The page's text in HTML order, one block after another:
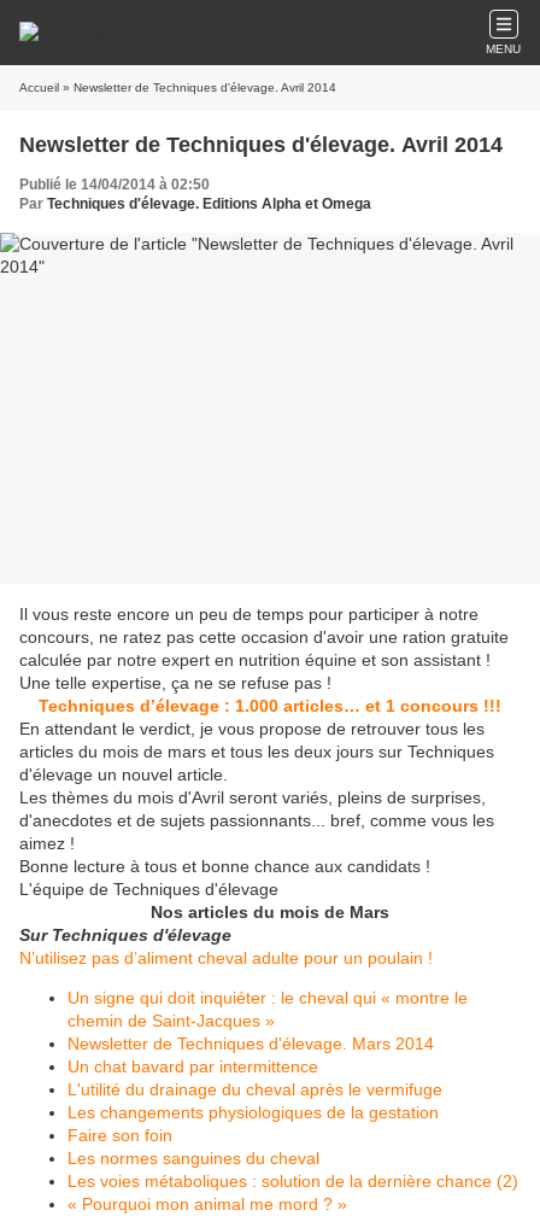
MENU
Accueil » Newsletter de Techniques d'élevage. Avril 2014
Newsletter de Techniques d'élevage. Avril 2014
Publié le 14/04/2014 à 02:50
Par Techniques d'élevage. Editions Alpha et Omega
Il vous reste encore un peu de temps pour participer à notre
concours, ne ratez pas cette occasion d'avoir une ration gratuite
calculée par notre expert en nutrition équine et son assistant !
Une telle expertise, ça ne se refuse pas !
Techniques d’élevage : 1.000 articles… et 1 concours !!!
En attendant le verdict, je vous propose de retrouver tous les
articles du mois de mars et tous les deux jours sur Techniques
d'élevage un nouvel article.
Les thèmes du mois d'Avril seront variés, pleins de surprises,
d'anecdotes et de sujets passionnants... bref, comme vous les
aimez !
Bonne lecture à tous et bonne chance aux candidats !
L'équipe de Techniques d'élevage
Nos articles du mois de Mars
Sur Techniques d'élevage
N’utilisez pas d’aliment cheval adulte pour un poulain !
Un signe qui doit inquiéter : le cheval qui « montre le
chemin de Saint-Jacques »
Newsletter de Techniques d'élevage. Mars 2014
Un chat bavard par intermittence
L'utilité du drainage du cheval après le vermifuge
Les changements physiologiques de la gestation
Faire son foin
Les normes sanguines du cheval
Les voies métaboliques : solution de la dernière chance (2)
« Pourquoi mon animal me mord ? »